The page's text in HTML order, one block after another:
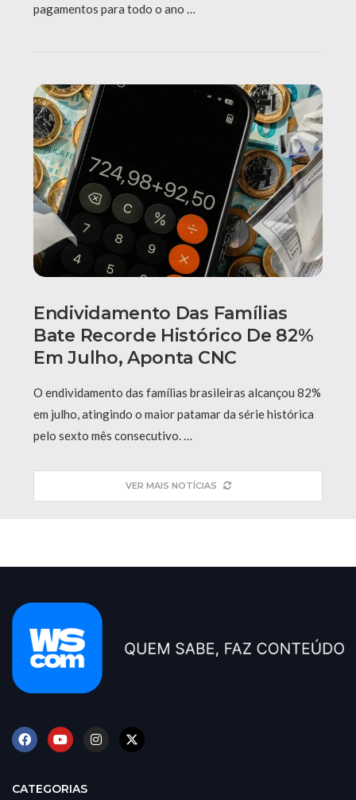
pagamentos para todo o ano …
Endividamento Das Famílias
Bate Recorde Histórico De 82%
Em Julho, Aponta CNC
O endividamento das famílias brasileiras alcançou 82%
em julho, atingindo o maior patamar da série histórica
pelo sexto mês consecutivo. …
VER MAIS NOTÍCIAS
CATEGORIAS